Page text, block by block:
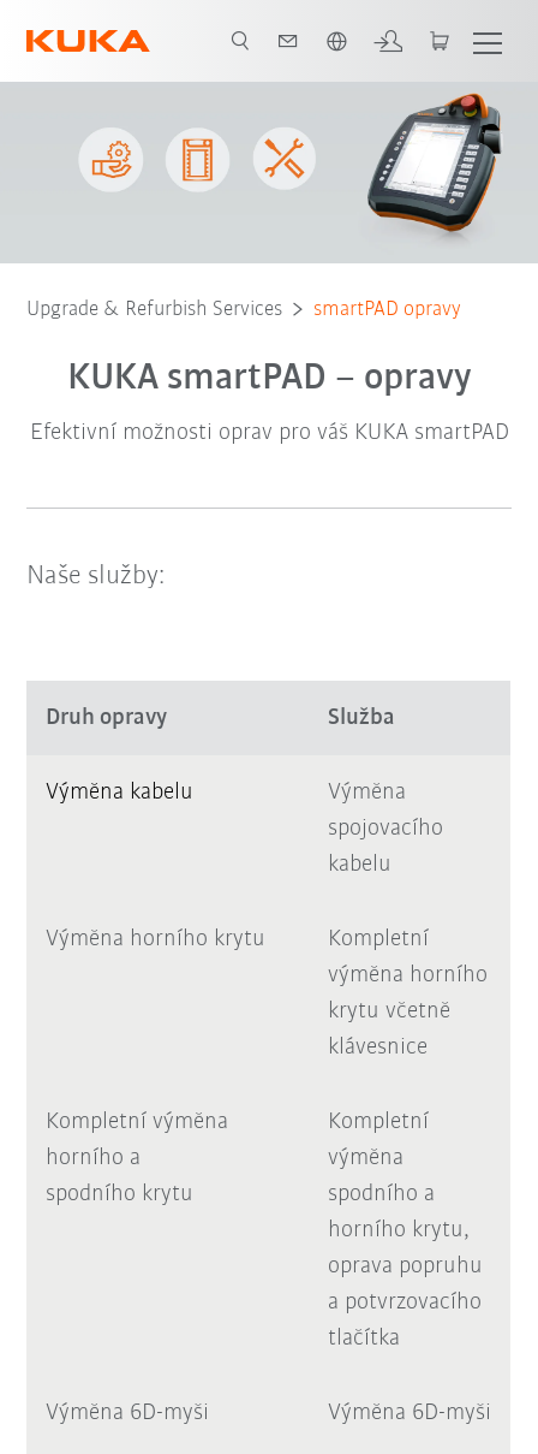
Naše služby Postup
Upgrade & Refurbish Services smartPAD opravy
KUKA smartPAD – opravy
Efektivní možnosti oprav pro váš KUKA smartPAD
Naše služby:
Druh opravy Služba
Výměna kabelu
Výměna
spojovacího
kabelu
Výměna horního krytu
Kompletní
výměna horního
krytu včetně
klávesnice
Kompletní výměna
horního a
spodního krytu
Kompletní
výměna
spodního a
horního krytu,
oprava popruhu
a potvrzovacího
tlačítka
Výměna 6D-myši Výměna 6D-myši